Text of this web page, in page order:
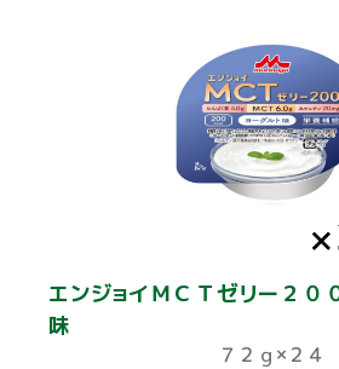
エンジョイＭＣＴゼリー２
味
７２ｇ×２４